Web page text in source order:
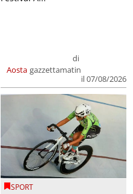
Aosta
di
gazzettamatin
il 07/08/2026
SPORT